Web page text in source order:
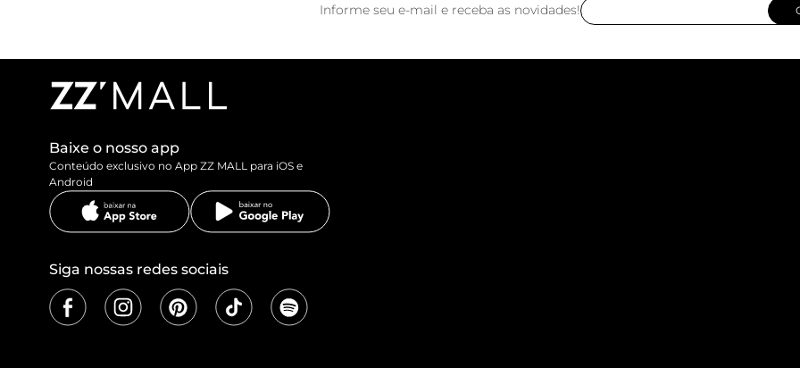
Informe seu e-mail e receba as novidades!
Baixe o nosso app
Conteúdo exclusivo no App ZZ MALL para iOS e
Android
Siga nossas redes sociais